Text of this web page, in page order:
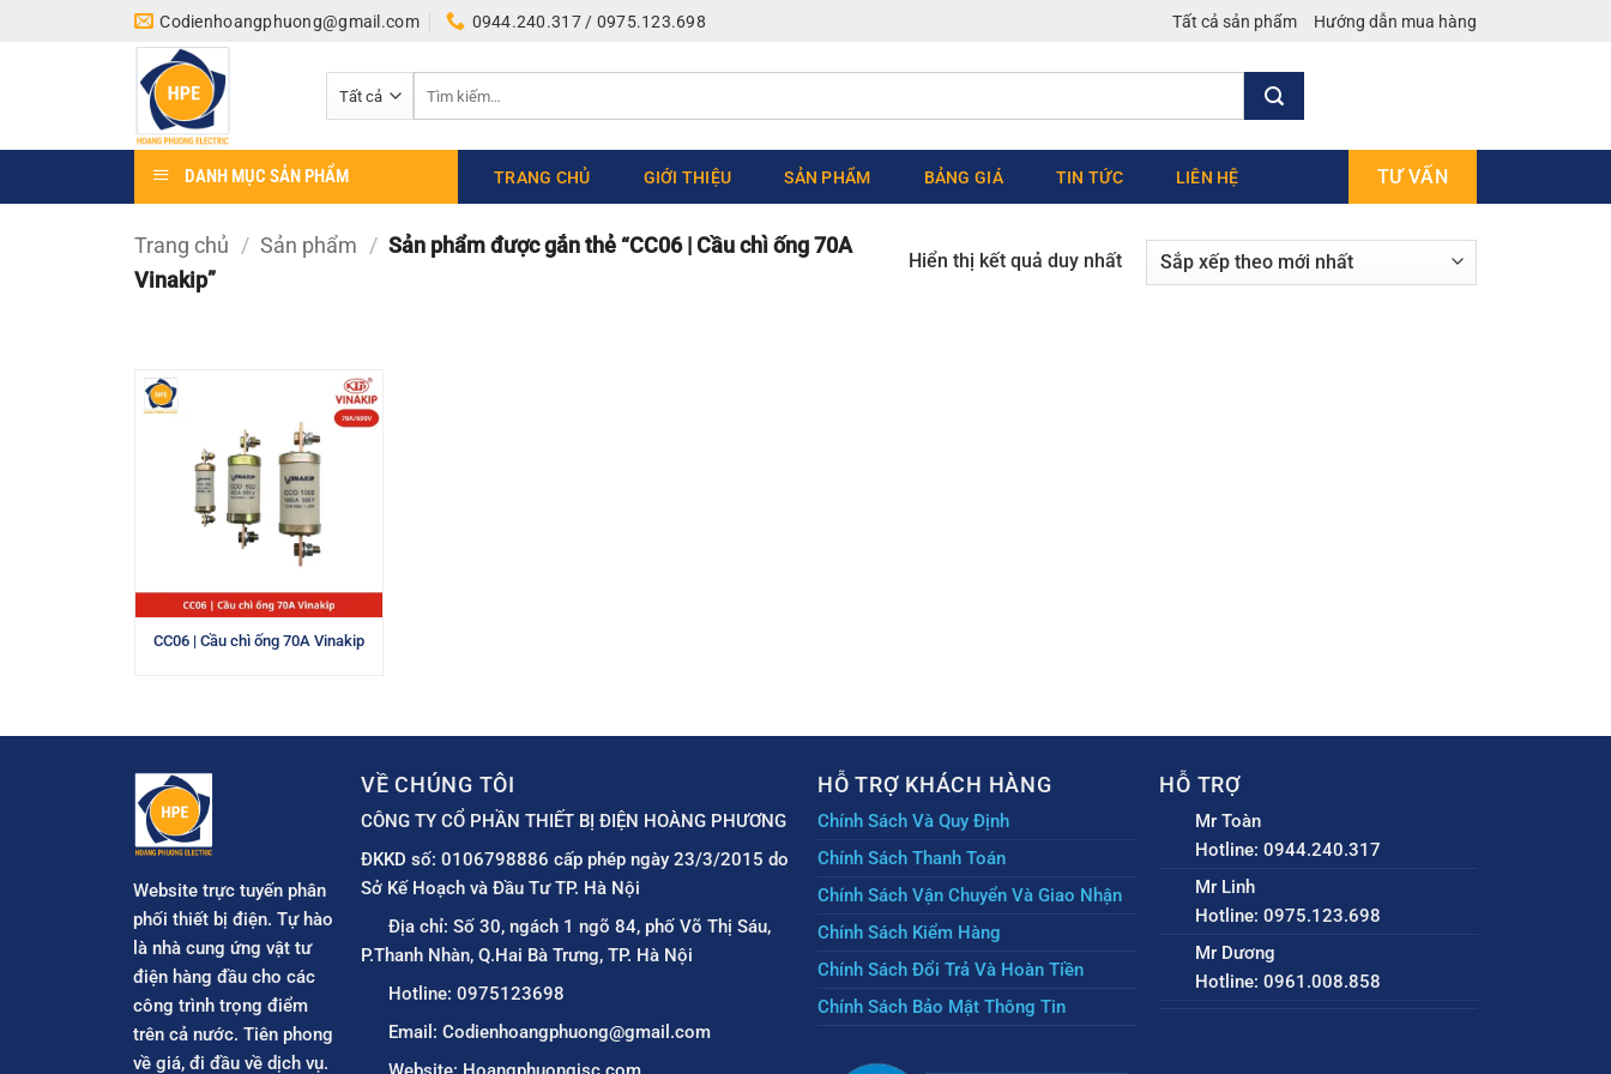
Codienhoangphuong@gmail.com 0944.240.317 / 0975.123.698 Tất cả sản phẩm Hướng dẫn mua hàng
kiếm:
DANH MỤC SẢN PHẨM TRANG CHỦ GIỚI THIỆU SẢN PHẨM BẢNG GIÁ TIN TỨC LIÊN HỆ TƯ VẤN
Trang chủ / Sản phẩm / Sản phẩm được gắn thẻ “CC06 | Cầu chì ống 70A
Vinakip”
Hiển thị kết quả duy nhất
CC06 | Cầu chì ống 70A Vinakip
Website trực tuyến phân
phối thiết bị điện. Tự hào
là nhà cung ứng vật tư
điện hàng đầu cho các
công trình trọng điểm
trên cả nước. Tiên phong
về giá, đi đầu về dịch vụ.
VỀ CHÚNG TÔI
CÔNG TY CỔ PHẦN THIẾT BỊ ĐIỆN HOÀNG PHƯƠNG
ĐKKD số: 0106798886 cấp phép ngày 23/3/2015 do
Sở Kế Hoạch và Đầu Tư TP. Hà Nội
Địa chỉ: Số 30, ngách 1 ngõ 84, phố Võ Thị Sáu,
P.Thanh Nhàn, Q.Hai Bà Trưng, TP. Hà Nội
Hotline: 0975123698
Email: Codienhoangphuong@gmail.com
HỖ TRỢ KHÁCH HÀNG
Chính Sách Và Quy Định
Chính Sách Thanh Toán
Chính Sách Vận Chuyển Và Giao Nhận
Chính Sách Kiểm Hàng
Chính Sách Đổi Trả Và Hoàn Tiền
Chính Sách Bảo Mật Thông Tin
HỖ TRỢ
Mr Toàn
Hotline: 0944.240.317
Mr Linh
Hotline: 0975.123.698
Mr Dương
Hotline: 0961.008.858